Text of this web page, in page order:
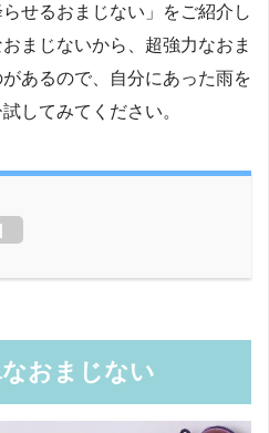
せるおまじない」をご紹介し
まじないから、超強力なおま
あるので、自分にあった雨を
してみてください。
おまじない